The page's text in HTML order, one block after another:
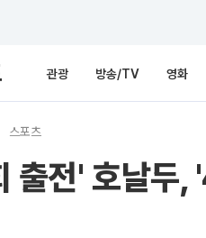
관광 방송/TV 영화
스포츠
출전' 호날두